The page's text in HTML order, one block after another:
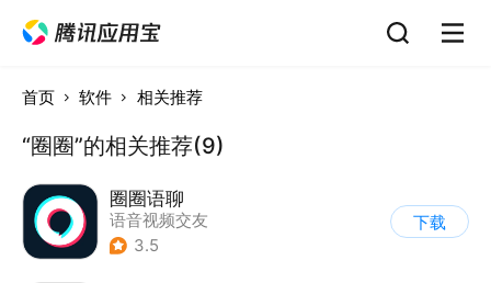
首页 软件 相关推荐
“圈圈”的相关推荐(9)
圈圈语聊
语音视频交友
3.5
下载